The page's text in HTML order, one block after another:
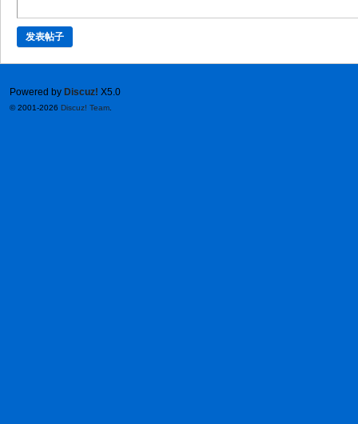
发表帖子
Powered by Discuz! X5.0
© 2001-2026 Discuz! Team